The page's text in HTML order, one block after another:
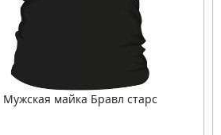
Мужская майка Бравл старс